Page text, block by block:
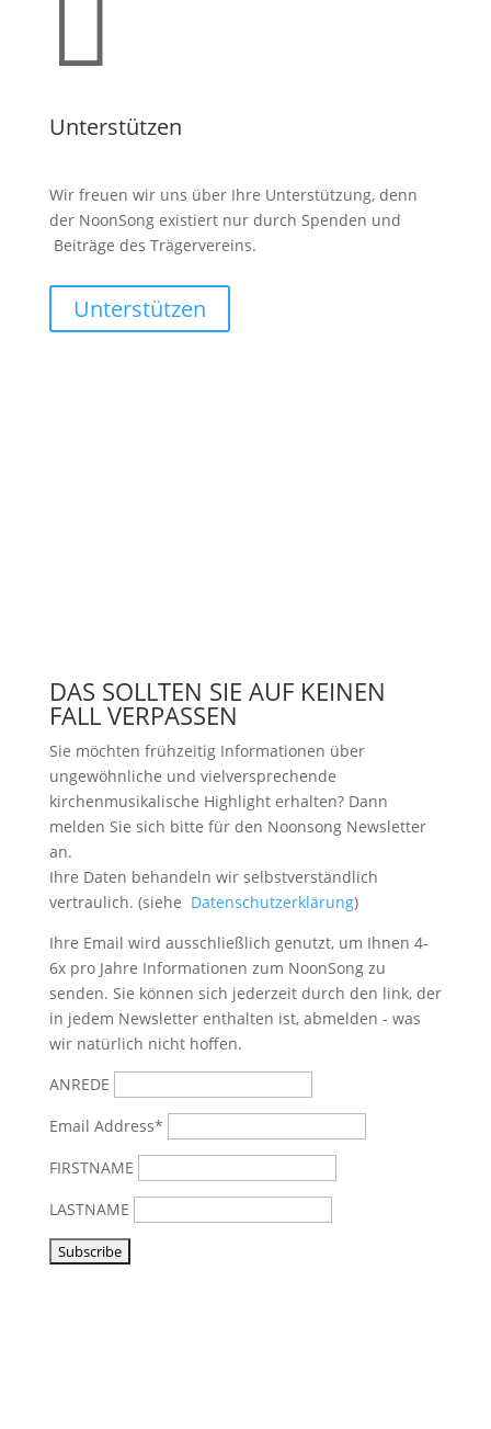

Unterstützen
Wir freuen wir uns über Ihre Unterstützung, denn
der NoonSong existiert nur durch Spenden und
Beiträge des Trägervereins.
Unterstützen
DAS SOLLTEN SIE AUF KEINEN
FALL VERPASSEN
Sie möchten frühzeitig Informationen über
ungewöhnliche und vielversprechende
kirchenmusikalische Highlight erhalten? Dann
melden Sie sich bitte für den Noonsong Newsletter
an.
Ihre Daten behandeln wir selbstverständlich
vertraulich. (siehe Datenschutzerklärung)
Ihre Email wird ausschließlich genutzt, um Ihnen 4-
6x pro Jahre Informationen zum NoonSong zu
senden. Sie können sich jederzeit durch den link, der
in jedem Newsletter enthalten ist, abmelden - was
wir natürlich nicht hoffen.
ANREDE
Email Address*
FIRSTNAME
LASTNAME